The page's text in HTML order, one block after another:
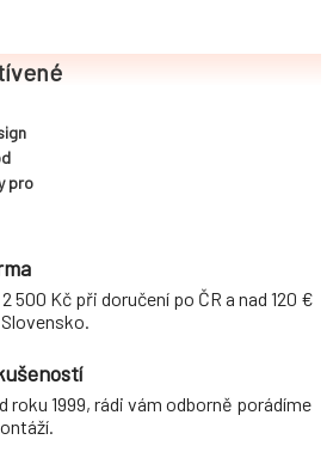
pro
500 Kč při doručení po ČR a nad 120 €
roku 1999, rádi vám odborně porádíme